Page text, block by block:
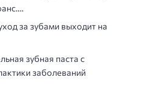
за зубами выходит на
зубная паста с
заболеваний